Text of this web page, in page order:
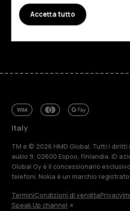
Assistenza
Italy
TM e © 2026 HMD Global. Tutti i
aukio 9, 02600 Espoo, Finlandia. ID
Global Oy è il concessionario
telefoni. Nokia è un marchio
TerminiCondizioni di venditaPrivacy
Speak Up channel
Accetta tutto